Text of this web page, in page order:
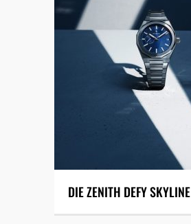
DIE ZENITH DEFY SKYLINE